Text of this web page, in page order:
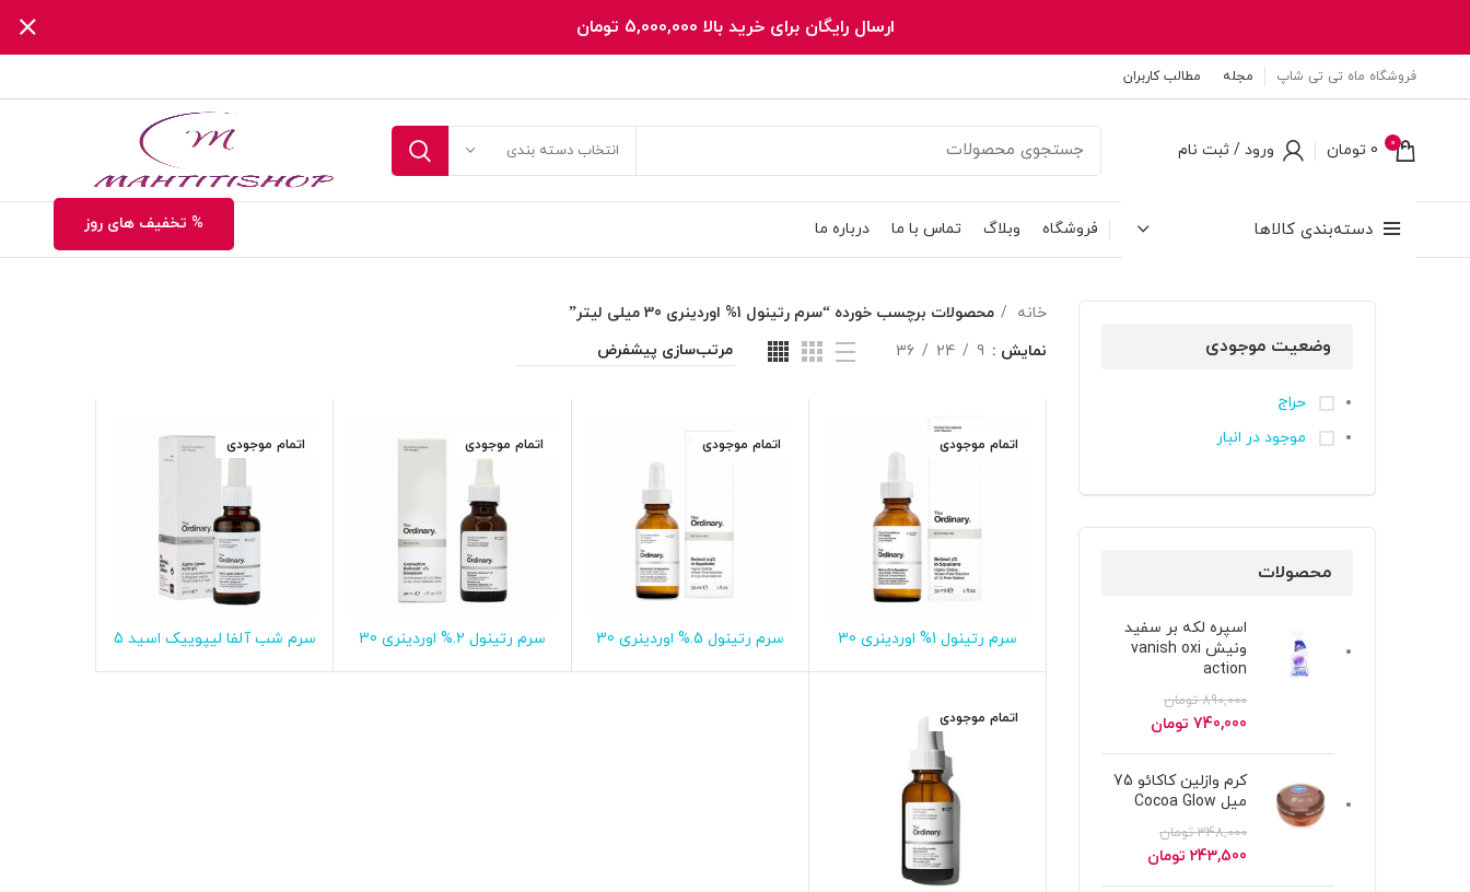
فروشگاه ماه تی تی شاپ مجله مطالب کاربران
0
0 تومان ورود / ثبت نام انتخاب دسته بندی
دسته‌بندی کالاها فروشگاه وبلاگ تماس با ما درباره ما % تخفیف های روز
وضعیت موجودی
حراج
موجود در انبار
محصولات
اسپره لکه بر سفید
ونیش vanish oxi
action
890,000 تومان
قیمت
890,000 تومان
بود.
740,000 تومان
است.
کرم وازلین کاکائو 75
میل Cocoa Glow
348,000 تومان
قیمت
243,500 تومان
خانه
محصولات برچسب خورده “سرم رتینول 1% اوردینری 30 میلی لیتر”
نمایش
9
24
36
اتمام موجودی
اطلاعات بیشتر
سرم رتینول 1% اوردینری 30
اتمام موجودی
اطلاعات بیشتر
سرم رتینول 5.% اوردینری 30
اتمام موجودی
اطلاعات بیشتر
سرم رتینول 2.% اوردینری 30
اتمام موجودی
اطلاعات بیشتر
سرم شب آلفا لیپوییک اسید 5
اتمام موجودی
ارسال رایگان برای خرید بالا 5,000,000 تومان